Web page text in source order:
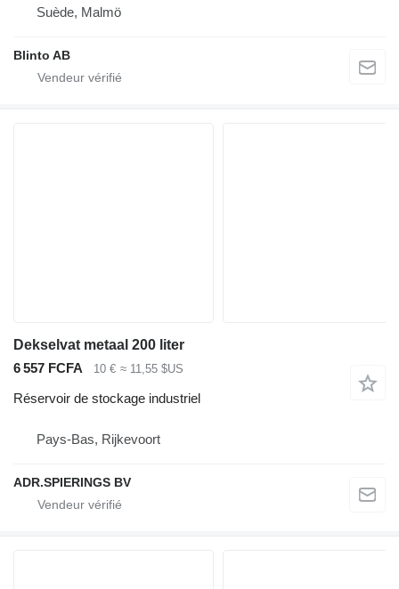
Suède, Malmö
Blinto AB
Dekselvat metaal 200 liter
6 557 FCFA
10 € ≈ 11,55 $US
Réservoir de stockage industriel
Pays-Bas, Rijkevoort
ADR.SPIERINGS BV